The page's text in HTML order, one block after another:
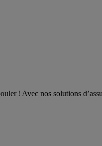
! Avec nos solutions